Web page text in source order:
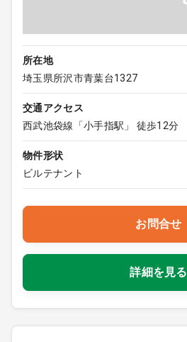
所在地
埼玉県所沢市青葉台1327
交通アクセス
西武池袋線「小手指駅」 徒歩12分
物件形状
ビルテナント
お問合せ
詳細を見る